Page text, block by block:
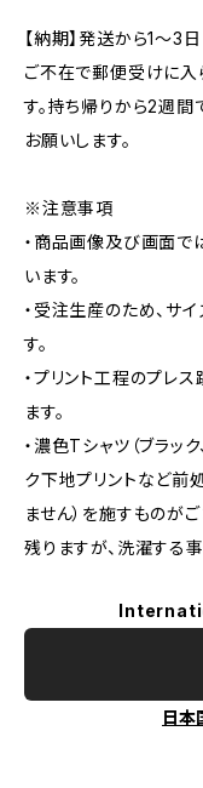
【納期】発送から1〜3
ご不在で郵便受けに
す。持ち帰りから2週
お願いします。
※注意事項
・商品画像及び画面で
います。
・受注生産のため、サ
す。
・プリント工程のプレ
ます。
・濃色Tシャツ（ブラッ
ク下地プリントなど前
ません）を施すものが
残りますが、洗濯する
日本